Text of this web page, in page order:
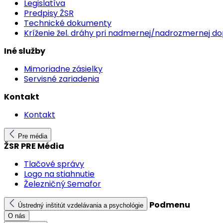
Legislatíva
Predpisy ŽSR
Technické dokumenty
Kríženie žel. dráhy pri nadmernej/nadrozmernej
Iné služby
Mimoriadne zásielky
Servisné zariadenia
Kontakt
Kontakt
Pre média
ŽSR PRE Média
Tlačové správy
Logo na stiahnutie
Železničný Semafor
Ústredný inštitút vzdelávania a psychológie Podmenu
O nás